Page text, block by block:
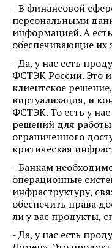
- В финансовой
персональными
информацией. А
обеспечивающие их
- Да, у нас есть
ФСТЭК России. Это
клиентское
виртуализация, и
ФСТЭК. То есть у
решений для
ограниченного
критическая
- Банкам
операционные
инфраструктуру,
обеспечить права
ли у вас продукты,
- Да, у нас есть